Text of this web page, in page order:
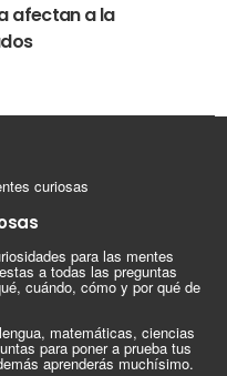
afectan a la
para las mentes
a todas las preguntas
cuándo, cómo y por qué de
matemáticas, ciencias
para poner a prueba tus
aprenderás muchísimo.